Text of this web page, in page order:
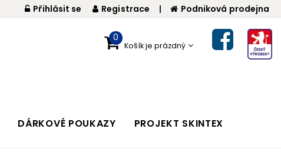
Přihlásit se Registrace | Podniková prodejna
0
Košík je prázdný
DÁRKOVÉ POUKAZY PROJEKT SKINTEX